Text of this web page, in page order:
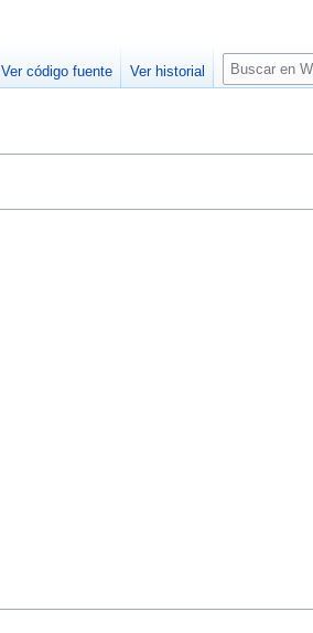
Ver código fuente Ver historial
B
u
a